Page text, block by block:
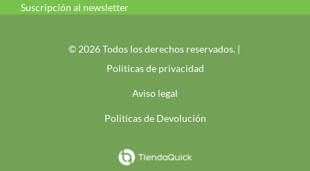
Suscripción al newsletter
© 2026 Todos los derechos reservados. |
Politicas de privacidad
Aviso legal
Politicas de Devolución